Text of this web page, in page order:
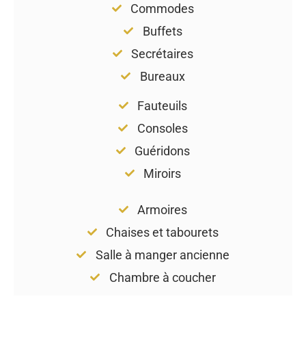
Commodes
Buffets
Secrétaires
Bureaux
Fauteuils
Consoles
Guéridons
Miroirs
Armoires
Chaises et tabourets
Salle à manger ancienne
Chambre à coucher